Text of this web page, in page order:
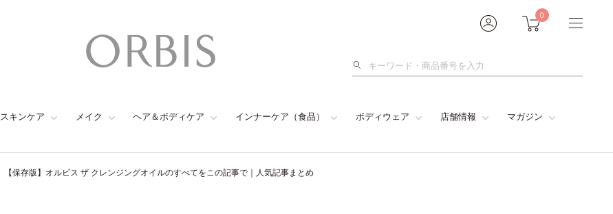
0
検
スキンケア メイク ヘア＆ボディケア インナーケア（食品） ボディウェア 店舗情報 マガジン
【保存版】オルビス ザ クレンジングオイルのすべてをこの記事で｜人気記事まとめ